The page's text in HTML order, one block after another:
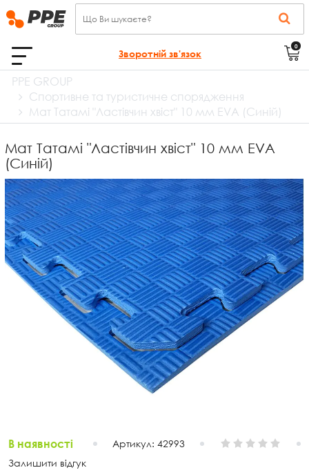
Зворотній зв'язок
0
PPE GROUP
Спортивне та туристичне спорядження
Мат Татамі "Ластівчин хвіст" 10 мм EVA (Синій)
Мат Татамі "Ластівчин хвіст" 10 мм EVA
(Синій)
В наявності Артикул: 42993
Залишити відгук